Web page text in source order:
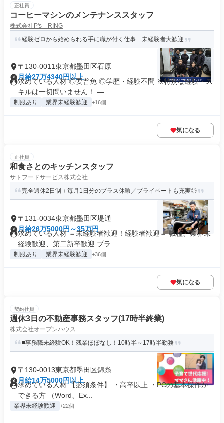
正社員
コーヒーマシンのメンテナンススタッフ
株式会社P's RING
経験ゼロから始められる手に職が付く仕事 未経験者大歓迎
〒130-0011東京都墨田区石原
月給27万4340円以上
求めている人材 ◎要普免 ◎学歴・経験不問 ※特別な経験・ス
キルは一切問いません！ ―...
制服あり 業界未経験歓迎 +16個
気になる
正社員
和食さとのキッチンスタッフ
サトフードサービス株式会社
完全週休2日制＋毎月1日分のプラス休暇／プライベートも充実◎
〒131-0034東京都墨田区堤通
月給26万5000円～35万円
求めている人材 ＝未経験者歓迎！経験者歓迎＝ 職種、業界未
経験歓迎、第二新卒歓迎 ブラ...
制服あり 業界未経験歓迎 +36個
気になる
契約社員
週休3日の不動産事務スタッフ(17時半終業)
株式会社オープンハウス
■事務職未経験OK！残業ほぼなし！10時半～17時半勤務
〒130-0013東京都墨田区錦糸
月給14万5000円以上
求めている人材 【必須条件】 ・高卒以上 ・PCの基本操作が
できる方 （Word、Ex...
業界未経験歓迎 +22個